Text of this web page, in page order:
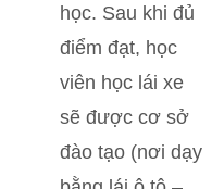
học. Sau khi đủ
điểm đạt, học
viên học lái xe
sẽ được cơ sở
đào tạo (nơi dạy